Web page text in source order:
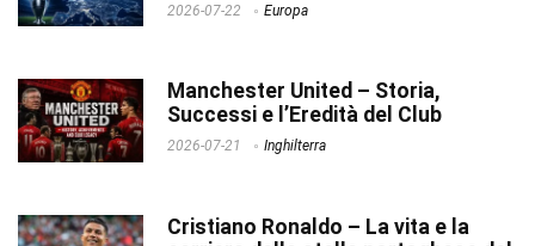
2026-07-22 Europa
Manchester United – Storia,
Successi e l’Eredità del Club
2026-07-21 Inghilterra
Cristiano Ronaldo – La vita e la